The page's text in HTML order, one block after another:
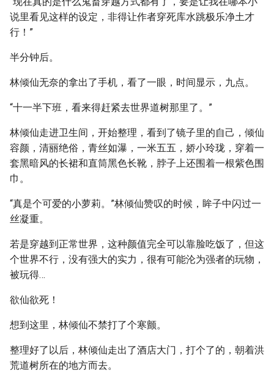
说里看见这样的设定，非得让作者穿死库水跳极乐净土才
行！”
半分钟后。
林倾仙无奈的拿出了手机，看了一眼，时间显示，九点。
“十一半下班，看来得赶紧去世界道树那里了。”
林倾仙走进卫生间，开始整理，看到了镜子里的自己，倾仙
容颜，清丽绝俗，青丝如瀑，一米五五，娇小玲珑，穿着一
套黑暗风的长裙和直筒黑色长靴，脖子上还围着一根紫色围
巾。
“真是个可爱的小萝莉。”林倾仙赞叹的时候，眸子中闪过一
丝凝重。
若是穿越到正常世界，这种颜值完全可以靠脸吃饭了，但这
个世界不行，没有强大的实力，很有可能沦为强者的玩物，
被玩得…
欲仙欲死！
想到这里，林倾仙不禁打了个寒颤。
整理好了以后，林倾仙走出了酒店大门，打个了的，朝着洪
荒道树所在的地方而去。